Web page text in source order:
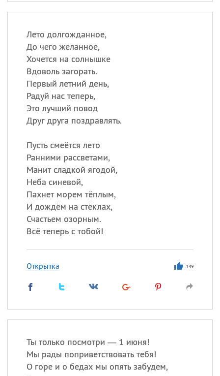
Лето долгожданное,
До чего желанное,
Хочется на солнышке
Вдоволь загорать.
Первый летний день,
Радуй нас теперь,
Это лучший повод
Друг друга поздравлять.
Пусть смеётся лето
Ранними рассветами,
Манит сладкой ягодой,
Неба синевой,
Пахнет морем тёплым,
И дождём на стёклах,
Счастьем озорным.
Всё теперь с тобой!
Открытка 149
Ты только посмотри — 1 июня!
Мы рады поприветствовать тебя!
О горе и о бедах мы опять забудем,